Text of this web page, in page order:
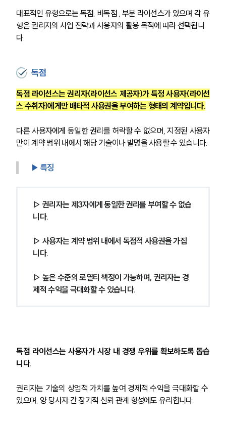
대표적인 유형으로는 독점, 비독점 , 부분 라이선스가 있으며 각 유
형은 권리자의 사업 전략과 사용자의 활용 목적에 따라 선택됩니
다.
독점
독점 라이선스는 권리자(라이선스 제공자)가 특정 사용자(라이선
스 수취자)에게만 배타적 사용권을 부여하는 형태의 계약입니다.
다른 사용자에게 동일한 권리를 허락할 수 없으며, 지정된 사용자
만이 계약 범위 내에서 해당 기술이나 발명을 사용할 수 있습니다.
▶ 특징
▷ 권리자는 제3자에게 동일한 권리를 부여할 수 없습
니다.
▷ 사용자는 계약 범위 내에서 독점적 사용권을 가집
니다.
▷ 높은 수준의 로열티 책정이 가능하며, 권리자는 경
제적 수익을 극대화할 수 있습니다.
독점 라이선스는 사용자가 시장 내 경쟁 우위를 확보하도록 돕습
니다.
권리자는 기술의 상업적 가치를 높여 경제적 수익을 극대화할 수
있으며, 양 당사자 간 장기적 신뢰 관계 형성에도 유리합니다.